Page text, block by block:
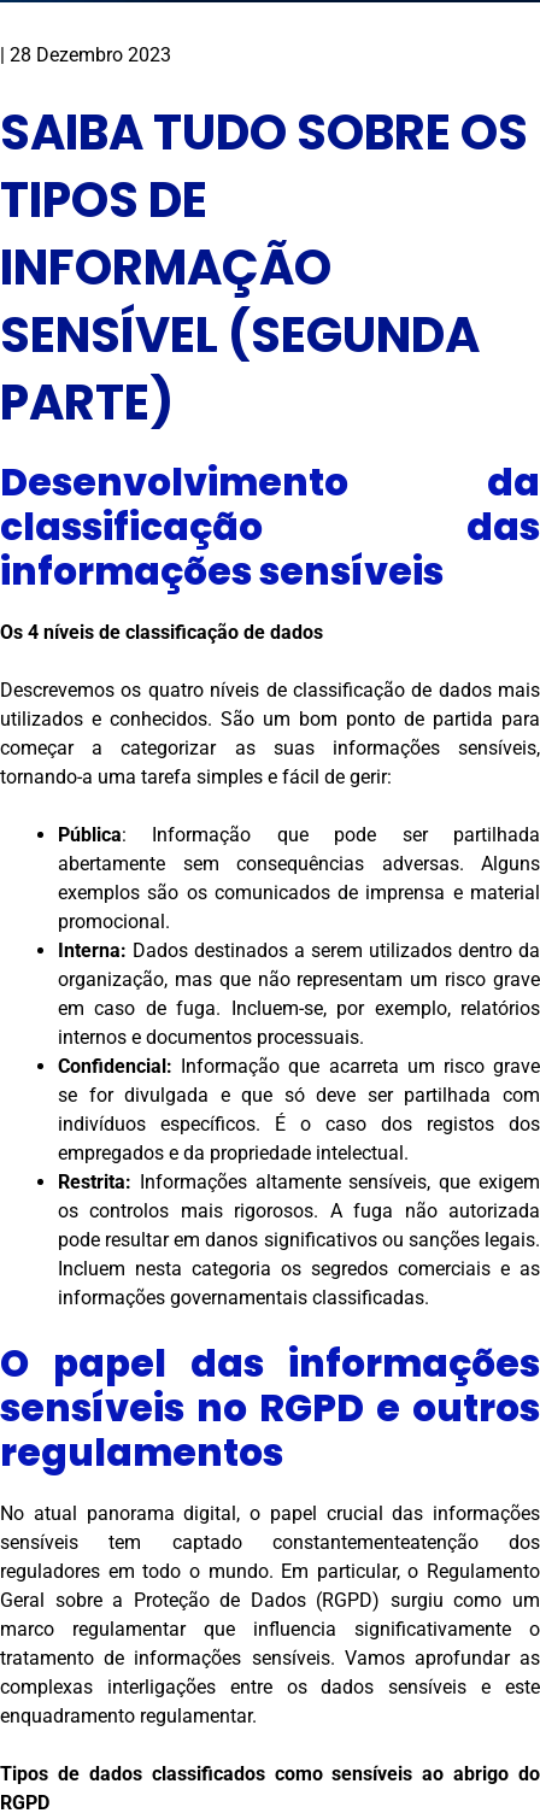
| 28 Dezembro 2023
SAIBA TUDO SOBRE OS
TIPOS DE
INFORMAÇÃO
SENSÍVEL (SEGUNDA
PARTE)
Desenvolvimento da
classificação das
informações sensíveis
Os 4 níveis de classificação de dados
Descrevemos os quatro níveis de classificação de dados mais
utilizados e conhecidos. São um bom ponto de partida para
começar a categorizar as suas informações sensíveis,
tornando-a uma tarefa simples e fácil de gerir:
Pública: Informação que pode ser partilhada
abertamente sem consequências adversas. Alguns
exemplos são os comunicados de imprensa e material
promocional.
Interna: Dados destinados a serem utilizados dentro da
organização, mas que não representam um risco grave
em caso de fuga. Incluem-se, por exemplo, relatórios
internos e documentos processuais.
Confidencial: Informação que acarreta um risco grave
se for divulgada e que só deve ser partilhada com
indivíduos específicos. É o caso dos registos dos
empregados e da propriedade intelectual.
Restrita: Informações altamente sensíveis, que exigem
os controlos mais rigorosos. A fuga não autorizada
pode resultar em danos significativos ou sanções legais.
Incluem nesta categoria os segredos comerciais e as
informações governamentais classificadas.
O papel das informações
sensíveis no RGPD e outros
regulamentos
No atual panorama digital, o papel crucial das informações
sensíveis tem captado constantementeatenção dos
reguladores em todo o mundo. Em particular, o Regulamento
Geral sobre a Proteção de Dados (RGPD) surgiu como um
marco regulamentar que influencia significativamente o
tratamento de informações sensíveis. Vamos aprofundar as
complexas interligações entre os dados sensíveis e este
enquadramento regulamentar.
Tipos de dados classificados como sensíveis ao abrigo do
RGPD